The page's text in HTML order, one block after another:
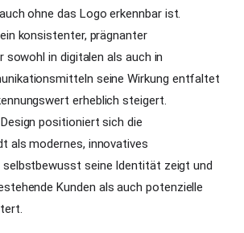
ohne das Logo erkennbar ist.
konsistenter, prägnanter
in digitalen als auch in
seine Wirkung entfaltet
erheblich steigert.
positioniert sich die
als modernes, innovatives
selbstbewusst seine Identität zeigt und
Kunden als auch potenzielle